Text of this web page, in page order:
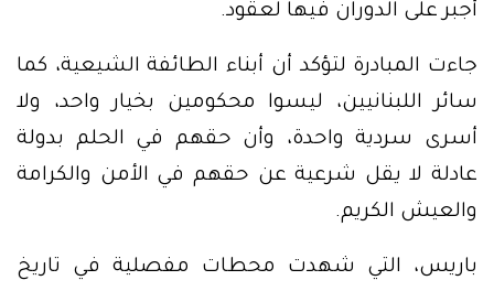
أُجبر على الدوران فيها لعقود.
جاءت المبادرة لتؤكد أن أبناء الطائفة الشيعية، كما
سائر اللبنانيين، ليسوا محكومين بخيار واحد، ولا
أسرى سردية واحدة، وأن حقهم في الحلم بدولة
عادلة لا يقل شرعية عن حقهم في الأمن والكرامة
والعيش الكريم.
باريس، التي شهدت محطات مفصلية في تاريخ